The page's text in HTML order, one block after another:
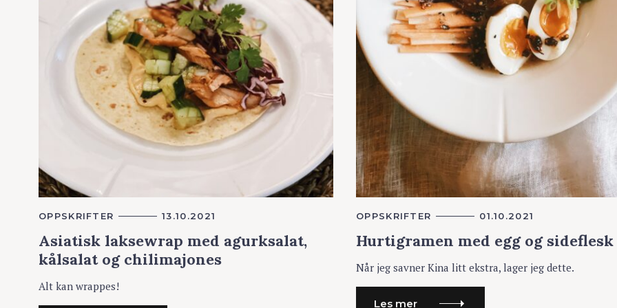
K
T
E
G
O
I
OPPSKRIFTER 13.10.2021
Asiatisk laksewrap med agurksalat,
kålsalat og chilimajones
Alt kan wrappes!
K
T
E
O
I
OPPSKRIFTER 01.10.2021
Hurtigramen med egg og sideflesk
Når jeg savner Kina litt ekstra, lager jeg dette.
Les mer